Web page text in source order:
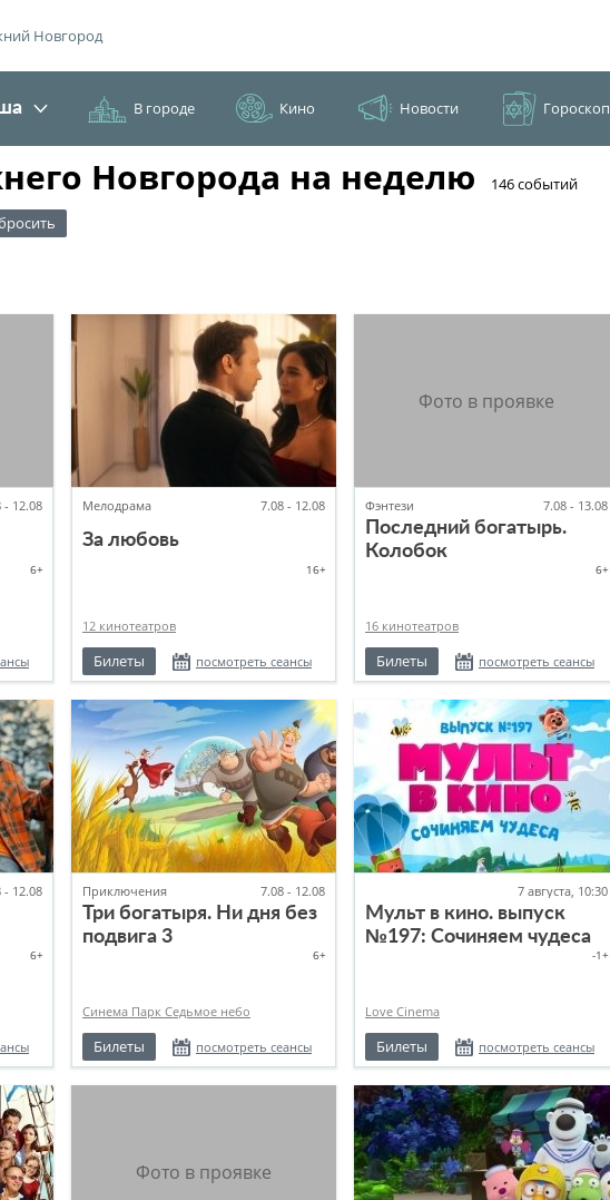
Новгород
В городе Кино Новости Гороскоп
Новгорода на неделю ​146 событий
- 12.08
6+
Мелодрама 7.08 - 12.08
За любовь
16+
12 кинотеатров
Билеты посмотреть сеансы
Фэнтези 7.08 - 13.08
Последний богатырь.
Колобок
6+
16 кинотеатров
Билеты посмотреть сеансы
- 12.08
6+
Приключения 7.08 - 12.08
Три богатыря. Ни дня без
подвига 3
6+
Синема Парк Седьмое небо
Билеты посмотреть сеансы
7 августа, 10:30
Мульт в кино. выпуск
№197: Сочиняем чудеса
-1+
Love Cinema
Билеты посмотреть сеансы